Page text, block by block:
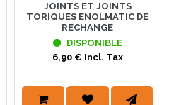
JOINTS ET JOINTS
TORIQUES ENOLMATIC DE
RECHANGE
DISPONIBLE
6,90 € Incl. Tax